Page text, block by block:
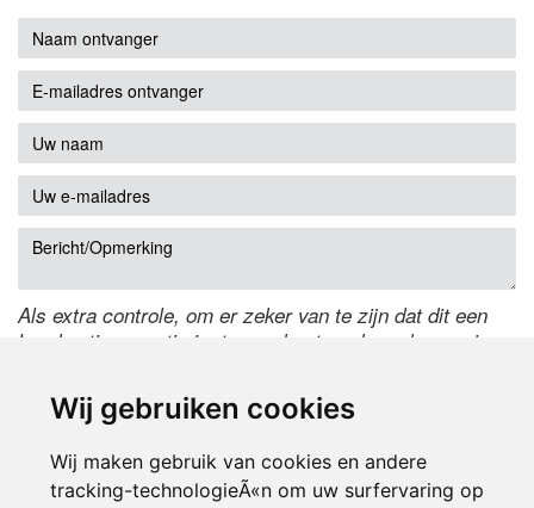
Wij gebruiken cookies
Wij maken gebruik van cookies en andere
tracking-technologieÃ«n om uw surfervaring op
Als extra controle, om er zeker van te zijn dat dit een
handmatige reactie is, typ onderstaande code over in
de code te wijzigen.